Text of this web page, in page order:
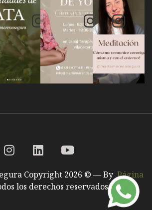
Copyright 2026 © — By Página
los derechos reservados.